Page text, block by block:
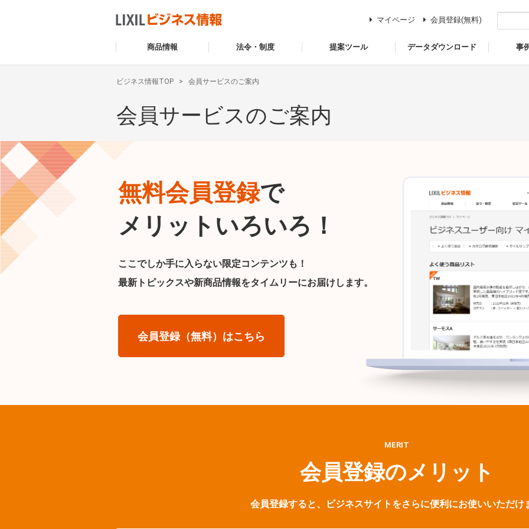
商品情報 法令・制度 提案ツール データダウンロード 事
マイページ 会員登録(無料)
ビジネス情報TOP 会員サービスのご案内
会員サービスのご案内
無料会員登録で
メリットいろいろ！
ここでしか手に入らない限定コンテンツも！
最新トピックスや新商品情報をタイムリーにお届けします。
会員登録（無料）はこちら
MERIT
会員登録のメリット
会員登録すると、ビジネスサイトをさらに便利にお使いいただけ